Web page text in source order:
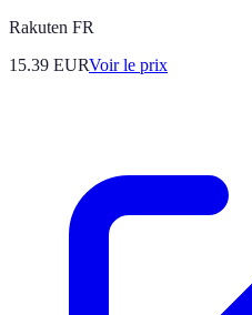
Rakuten FR
15.39 EURVoir le prix